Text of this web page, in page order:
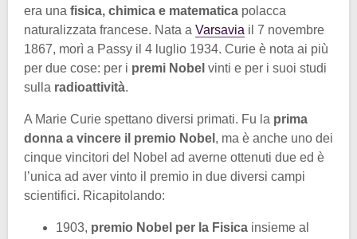
era una fisica, chimica e matematica polacca
naturalizzata francese. Nata a Varsavia il 7 novembre
1867, morì a Passy il 4 luglio 1934. Curie è nota ai più
per due cose: per i premi Nobel vinti e per i suoi studi
sulla radioattività.
A Marie Curie spettano diversi primati. Fu la prima
donna a vincere il premio Nobel , ma è anche uno dei
cinque vincitori del Nobel ad averne ottenuti due ed è
l’unica ad aver vinto il premio in due diversi campi
scientifici. Ricapitolando:
1903, premio Nobel per la Fisica insieme al